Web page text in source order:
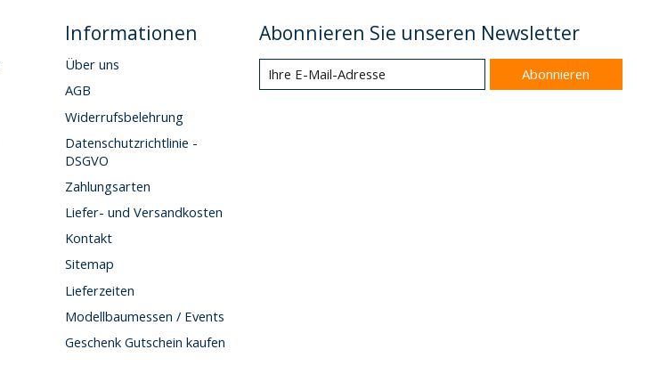
Informationen
Über uns
AGB
Widerrufsbelehrung
Datenschutzrichtlinie -
DSGVO
Zahlungsarten
Liefer- und Versandkosten
Kontakt
Sitemap
Lieferzeiten
Modellbaumessen / Events
Geschenk Gutschein kaufen
Abonnieren Sie unseren Newsletter
Abonnieren